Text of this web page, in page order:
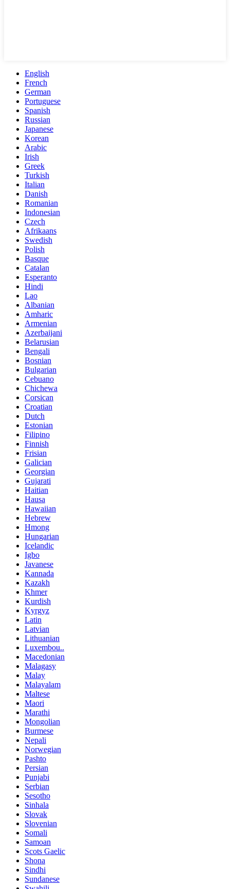
English
French
German
Portuguese
Spanish
Russian
Japanese
Korean
Arabic
Irish
Greek
Turkish
Italian
Danish
Romanian
Indonesian
Czech
Afrikaans
Swedish
Polish
Basque
Catalan
Esperanto
Hindi
Lao
Albanian
Amharic
Armenian
Azerbaijani
Belarusian
Bengali
Bosnian
Bulgarian
Cebuano
Chichewa
Corsican
Croatian
Dutch
Estonian
Filipino
Finnish
Frisian
Galician
Georgian
Gujarati
Haitian
Hausa
Hawaiian
Hebrew
Hmong
Hungarian
Icelandic
Igbo
Javanese
Kannada
Kazakh
Khmer
Kurdish
Kyrgyz
Latin
Latvian
Lithuanian
Luxembou..
Macedonian
Malagasy
Malay
Malayalam
Maltese
Maori
Marathi
Mongolian
Burmese
Nepali
Norwegian
Pashto
Persian
Punjabi
Serbian
Sesotho
Sinhala
Slovak
Slovenian
Somali
Samoan
Scots Gaelic
Shona
Sindhi
Sundanese